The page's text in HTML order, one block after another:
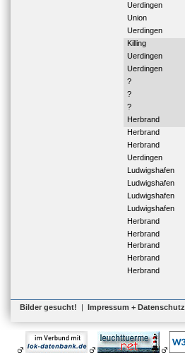
Uerdingen
Union
Uerdingen
Killing
Uerdingen
Uerdingen
?
?
?
Herbrand
Herbrand
Herbrand
Uerdingen
Ludwigshafen
Ludwigshafen
Ludwigshafen
Ludwigshafen
Herbrand
Herbrand
Herbrand
Herbrand
Herbrand
Bilder gesucht! | Impressum + Datenschutz